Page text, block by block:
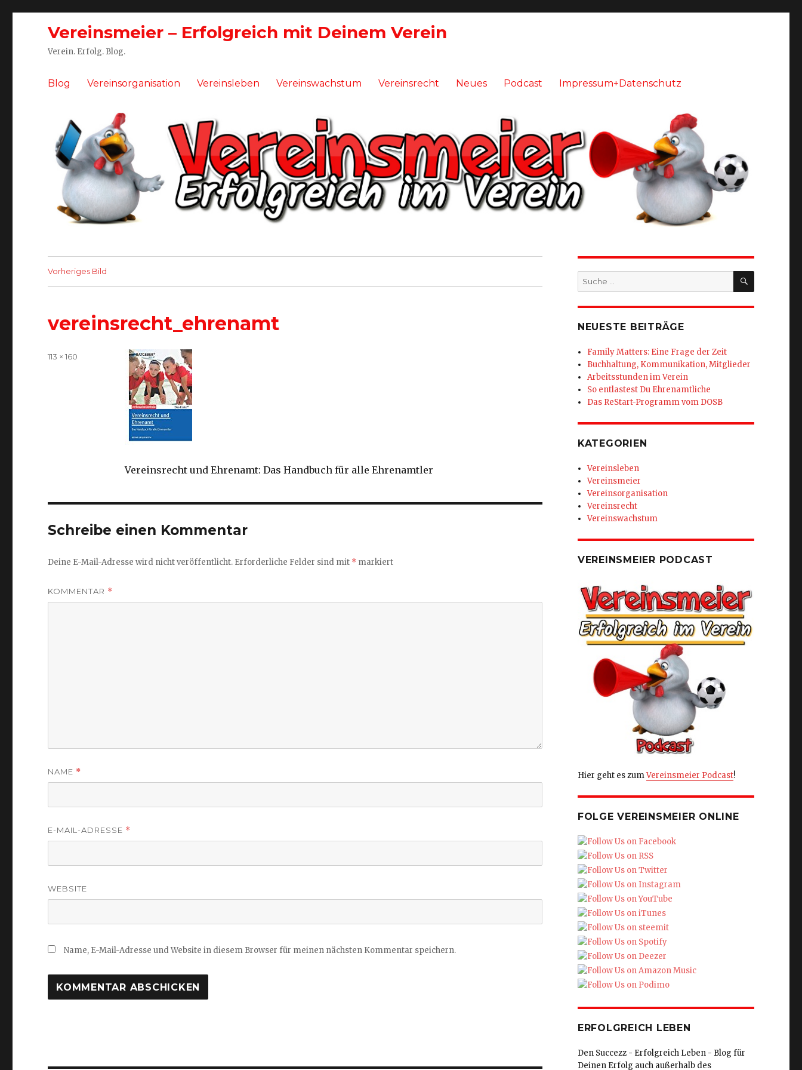
Vereinsmeier – Erfolgreich mit Deinem Verein
Verein. Erfolg. Blog.
Blog Vereinsorganisation Vereinsleben Vereinswachstum Vereinsrecht Neues Podcast Impressum+Datenschutz
Vorheriges Bild
vereinsrecht_ehrenamt
Vereinsrecht und Ehrenamt: Das Handbuch für alle Ehrenamtler
Volle
113 × 160
Schreibe einen Kommentar
Deine E-Mail-Adresse wird nicht veröffentlicht. Erforderliche Felder sind mit * markiert
KOMMENTAR *
NAME *
E-MAIL-ADRESSE *
WEBSITE
Name, E-Mail-Adresse und Website in diesem Browser für meinen nächsten Kommentar speichern.
Suche
nach:
SUCHEN
NEUESTE BEITRÄGE
Family Matters: Eine Frage der Zeit
Buchhaltung, Kommunikation, Mitglieder
Arbeitsstunden im Verein
So entlastest Du Ehrenamtliche
Das ReStart-Programm vom DOSB
KATEGORIEN
Vereinsleben
Vereinsmeier
Vereinsorganisation
Vereinsrecht
Vereinswachstum
VEREINSMEIER PODCAST
Hier geht es zumVereinsmeier Podcast!
FOLGE VEREINSMEIER ONLINE
ERFOLGREICH LEBEN
Den Succezz - Erfolgreich Leben - Blog für
Deinen Erfolg auch außerhalb des